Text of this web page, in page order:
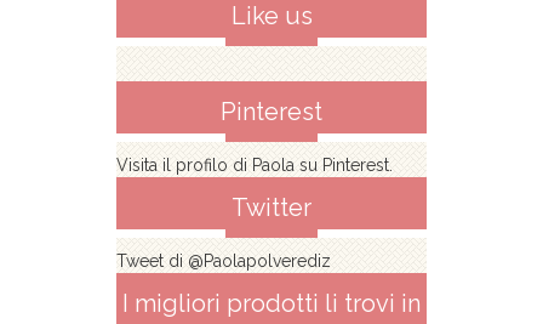
Like us
Pinterest
Visita il profilo di Paola su Pinterest.
Twitter
Tweet di @Paolapolverediz
I migliori prodotti li trovi in